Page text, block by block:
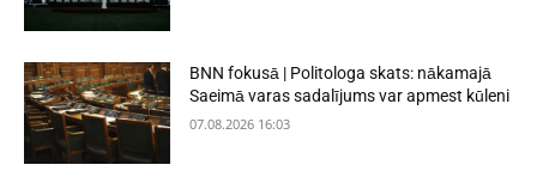
BNN fokusā | Politologa skats: nākamajā
Saeimā varas sadalījums var apmest kūleni
07.08.2026 16:03